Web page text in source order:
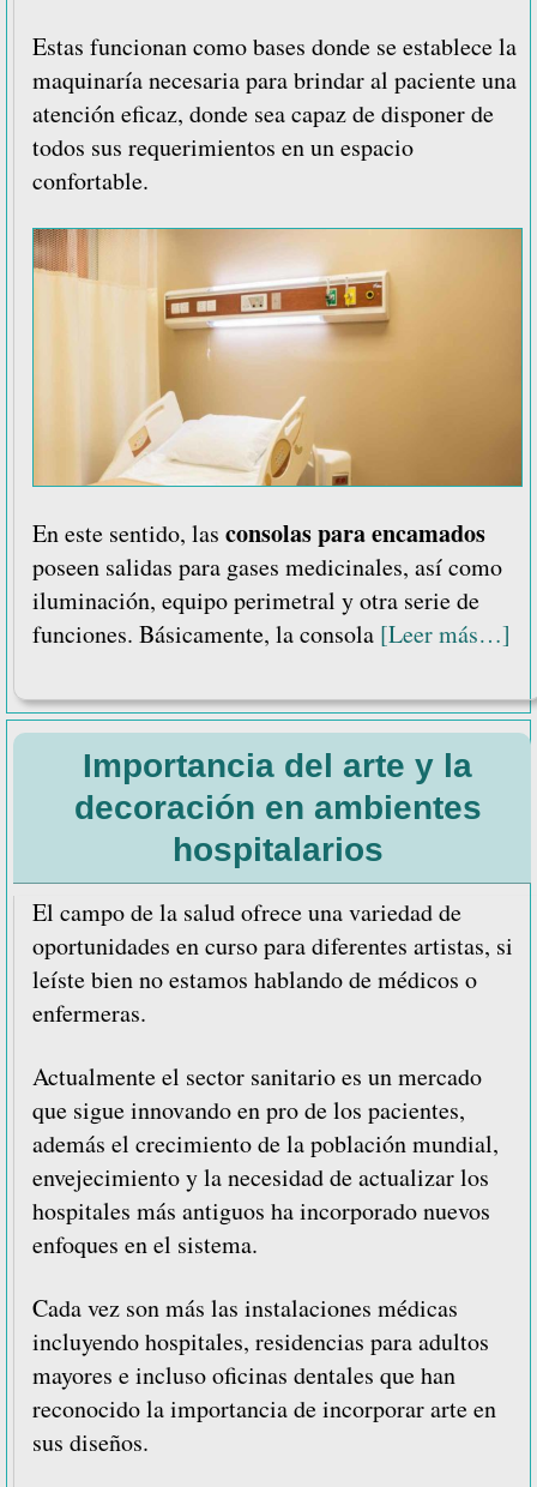
Estas funcionan como bases donde se establece la
maquinaría necesaria para brindar al paciente una
atención eficaz, donde sea capaz de disponer de
todos sus requerimientos en un espacio
confortable.
En este sentido, las consolas para encamados
poseen salidas para gases medicinales, así como
iluminación, equipo perimetral y otra serie de
funciones. Básicamente, la consola [Leer más…]
5
Importancia del arte y la
decoración en ambientes
hospitalarios
El campo de la salud ofrece una variedad de
oportunidades en curso para diferentes artistas, si
leíste bien no estamos hablando de médicos o
enfermeras.
Actualmente el sector sanitario es un mercado
que sigue innovando en pro de los pacientes,
además el crecimiento de la población mundial,
envejecimiento y la necesidad de actualizar los
hospitales más antiguos ha incorporado nuevos
enfoques en el sistema.
Cada vez son más las instalaciones médicas
incluyendo hospitales, residencias para adultos
mayores e incluso oficinas dentales que han
reconocido la importancia de incorporar arte en
sus diseños.